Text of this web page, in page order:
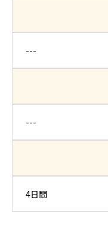
---
---
4日間